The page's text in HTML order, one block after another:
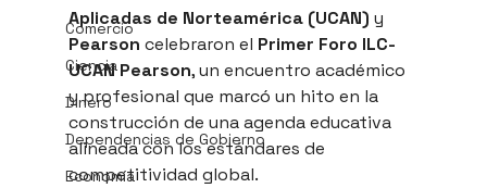
Comercio
Ciencia
Dinero
Dependencias de Gobierno
Economía
Aplicadas de Norteamérica (UCAN) y
Pearson celebraron el Primer Foro ILC-
UCAN Pearson, un encuentro académico
y profesional que marcó un hito en la
construcción de una agenda educativa
alineada con los estándares de
competitividad global.